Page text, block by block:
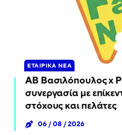
ΕΤΑΙΡΙΚΆ ΝΈΑ
ΑΒ Βασιλόπουλος x
συνεργασία με
στόχους και πελάτες
06 / 08 / 2026